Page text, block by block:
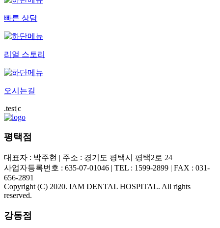
빠른 상담
리얼 스토리
오시는길
.test|c
평택점
대표자 : 박주현 | 주소 : 경기도 평택시 평택2로 24
사업자등록번호 : 635-07-01046 | TEL : 1599-2899 | FAX : 031-
656-2891
Copyright (C) 2020. IAM DENTAL HOSPITAL. All rights
reserved.
강동점